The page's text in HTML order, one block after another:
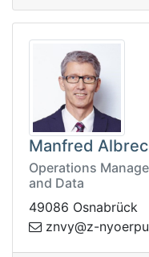
Manfred
Operations
and Data
49086 Osnabrück
rq.gupreoyn-
vnz